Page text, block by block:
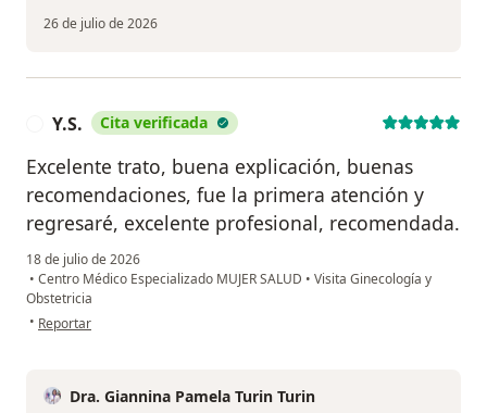
26 de julio de 2026
Y.S. Cita verificada
Excelente trato, buena explicación, buenas
recomendaciones, fue la primera atención y
regresaré, excelente profesional, recomendada.
18 de julio de 2026
• Centro Médico Especializado MUJER SALUD • Visita Ginecología y
Obstetricia
• en opinión del usuario Y.S.
Reportar
Dra. Giannina Pamela Turin Turin